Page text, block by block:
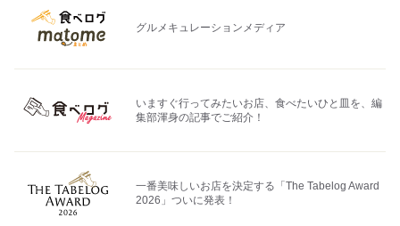
グルメキュレーションメディア
いますぐ行ってみたいお店、食べたいひと皿を、編
集部渾身の記事でご紹介！
一番美味しいお店を決定する「The Tabelog Award
2026」ついに発表！